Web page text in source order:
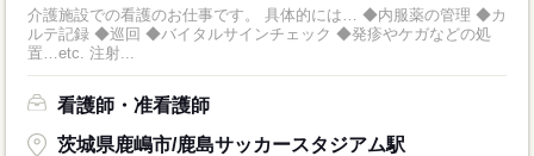
介護施設での看護のお仕事です。 具体的には… ◆内服薬の管理 ◆カ
ルテ記録 ◆巡回 ◆バイタルサインチェック ◆発疹やケガなどの処
置…etc. 注射...
看護師・准看護師
茨城県鹿嶋市/鹿島サッカースタジアム駅